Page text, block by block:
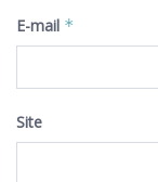
E-mail *
Site